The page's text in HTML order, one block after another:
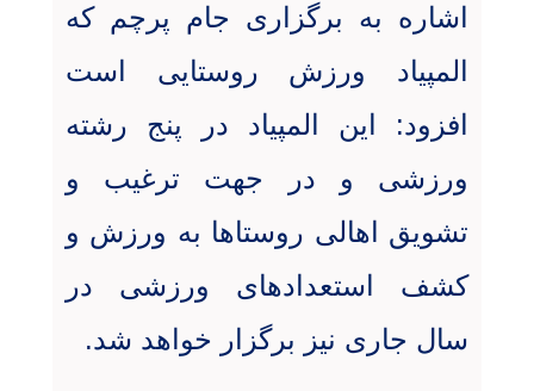
اشاره به برگزاری جام پرچم که
المپیاد ورزش روستایی است
افزود: این المپیاد در پنج رشته
ورزشی و در جهت ترغیب و
تشویق اهالی روستاها به ورزش و
کشف استعدادهای ورزشی در
سال جاری نیز برگزار خواهد شد.